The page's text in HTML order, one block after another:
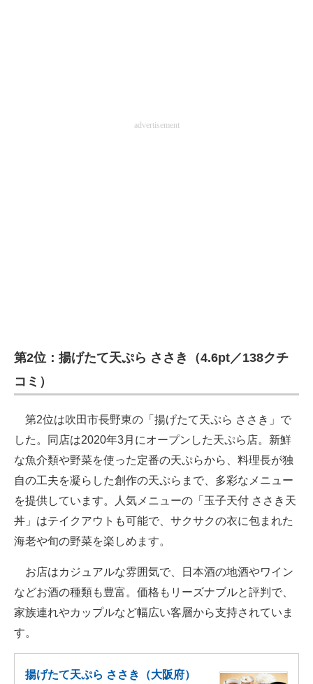
advertisement
第2位：揚げたて天ぷら ささき（4.6pt／138クチ
コミ）
第2位は吹田市長野東の「揚げたて天ぷら ささき」で
した。同店は2020年3月にオープンした天ぷら店。新鮮
な魚介類や野菜を使った定番の天ぷらから、料理長が独
自の工夫を凝らした創作の天ぷらまで、多彩なメニュー
を提供しています。人気メニューの「玉子天付 ささき天
丼」はテイクアウトも可能で、サクサクの衣に包まれた
海老や旬の野菜を楽しめます。
お店はカジュアルな雰囲気で、日本酒の地酒やワイン
などお酒の種類も豊富。価格もリーズナブルと評判で、
家族連れやカップルなど幅広い客層から支持されていま
す。
揚げたて天ぷら ささき（大阪府）